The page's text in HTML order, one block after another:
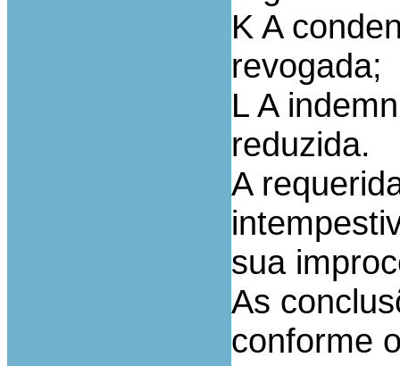
K A
revogada;
L A
reduzida.
A
sua
As
conforme